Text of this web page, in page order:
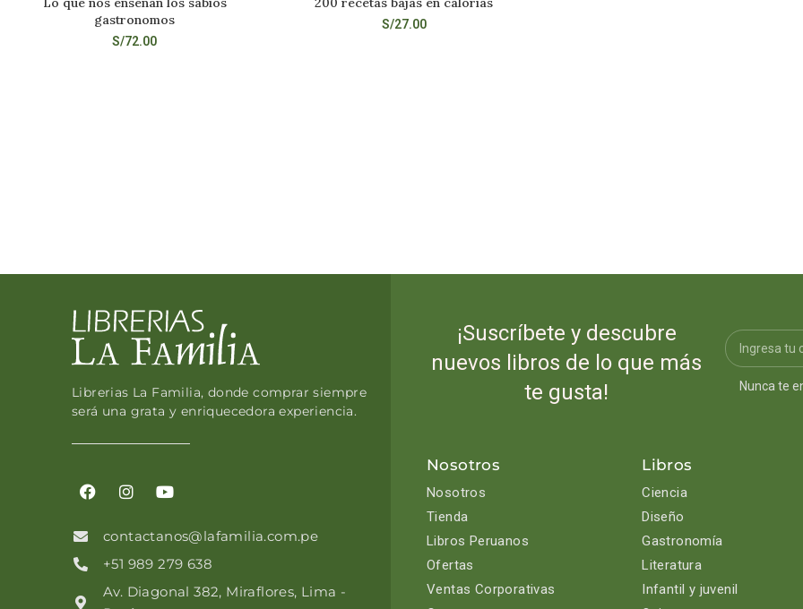
LEER MÁS
gastronomos
S/72.00
AÑADIR AL CARRITO
S/27.00
Librerias La Familia, donde comprar siempre
será una grata y enriquecedora experiencia.
contactanos@lafamilia.com.pe
+51 989 279 638
Av. Diagonal 382, Miraflores, Lima -
¡Suscríbete y descubre
nuevos libros de lo que más
te gusta!
Nunca te
Nosotros
Nosotros
Tienda
Libros Peruanos
Ofertas
Ventas Corporativas
Libros
Ciencia
Diseño
Gastronomía
Literatura
Infantil y juvenil